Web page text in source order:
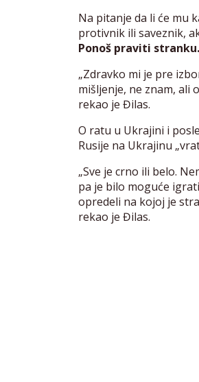
Na pitanje da li će mu
protivnik ili saveznik,
Ponoš praviti stranku.
„Zdravko mi je pre
mišljenje, ne znam, ali
rekao je Đilas.
O ratu u Ukrajini i
Rusije na Ukrajinu
„Sve je crno ili belo.
pa je bilo moguće
opredeli na kojoj je
rekao je Đilas.